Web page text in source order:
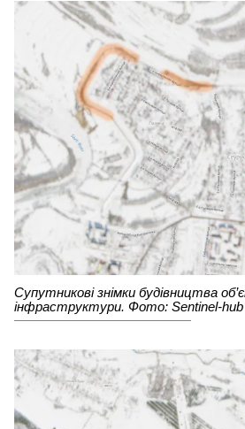
Супутникові знімки будівництва
інфраструктури. Фото: Sentinel-hub